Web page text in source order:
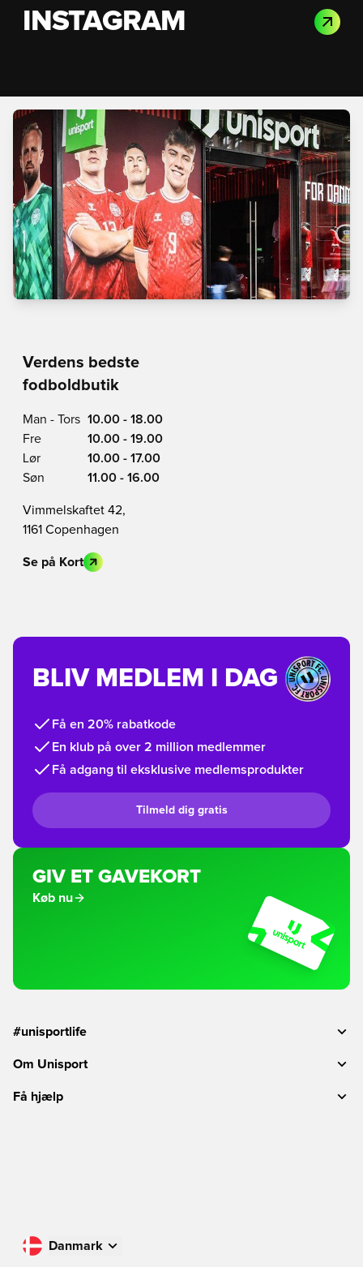
INSTAGRAM
Verdens bedste
fodboldbutik
Man - Tors 10.00 - 18.00
Fre
10.00 - 19.00
Lør
10.00 - 17.00
Søn
11.00 - 16.00
Vimmelskaftet 42,
1161 Copenhagen
Se på Kort
BLIV MEDLEM I DAG
Få en 20% rabatkode
En klub på over 2 million medlemmer
Få adgang til eksklusive medlemsprodukter
Tilmeld dig gratis
GIV ET GAVEKORT
Køb nu
#unisportlife
Om Unisport
Få hjælp
Danmark